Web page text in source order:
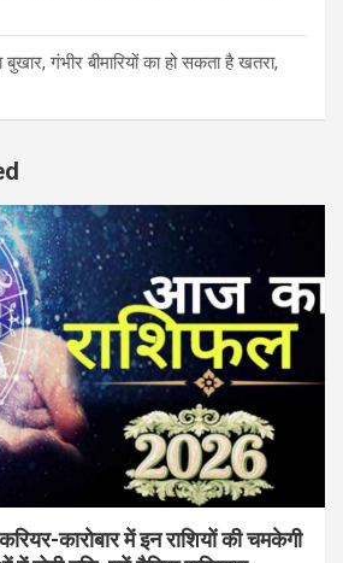
गंभीर बीमारियों का हो सकता है खतरा,
कारोबार में इन राशियों की चमकेगी